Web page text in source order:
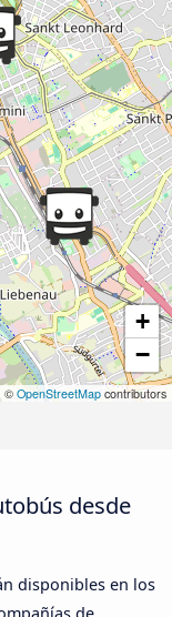
+
−
© OpenStreetMap contributors
desde
disponibles en los
de